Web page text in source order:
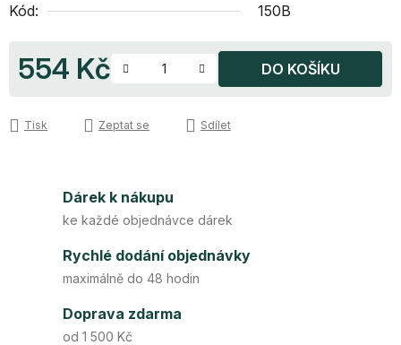
Kód:
150B
554 Kč DO KOŠÍKU
Tisk Zeptat se Sdílet
Dárek k nákupu
ke každé objednávce dárek
Rychlé dodání objednávky
maximálně do 48 hodin
Doprava zdarma
od 1 500 Kč